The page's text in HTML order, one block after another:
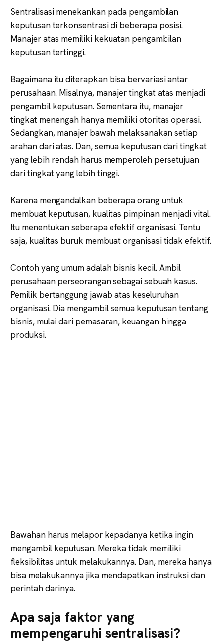
Sentralisasi menekankan pada pengambilan
keputusan terkonsentrasi di beberapa posisi.
Manajer atas memiliki kekuatan pengambilan
keputusan tertinggi.
Bagaimana itu diterapkan bisa bervariasi antar
perusahaan. Misalnya, manajer tingkat atas menjadi
pengambil keputusan. Sementara itu, manajer
tingkat menengah hanya memiliki otoritas operasi.
Sedangkan, manajer bawah melaksanakan setiap
arahan dari atas. Dan, semua keputusan dari tingkat
yang lebih rendah harus memperoleh persetujuan
dari tingkat yang lebih tinggi.
Karena mengandalkan beberapa orang untuk
membuat keputusan, kualitas pimpinan menjadi vital.
Itu menentukan seberapa efektif organisasi. Tentu
saja, kualitas buruk membuat organisasi tidak efektif.
Contoh yang umum adalah bisnis kecil. Ambil
perusahaan perseorangan sebagai sebuah kasus.
Pemilik bertanggung jawab atas keseluruhan
organisasi. Dia mengambil semua keputusan tentang
bisnis, mulai dari pemasaran, keuangan hingga
produksi.
Bawahan harus melapor kepadanya ketika ingin
mengambil keputusan. Mereka tidak memiliki
fleksibilitas untuk melakukannya. Dan, mereka hanya
bisa melakukannya jika mendapatkan instruksi dan
perintah darinya.
Apa saja faktor yang
mempengaruhi sentralisasi?